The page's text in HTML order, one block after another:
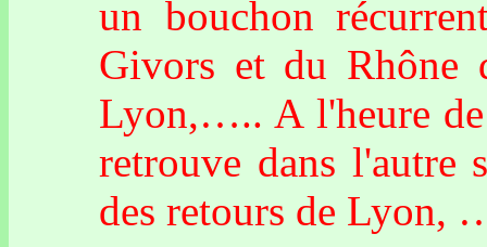
un bouchon
Givors et du Rhône
Lyon,….. A l'heure
retrouve dans l'autre
des retours de Lyon,